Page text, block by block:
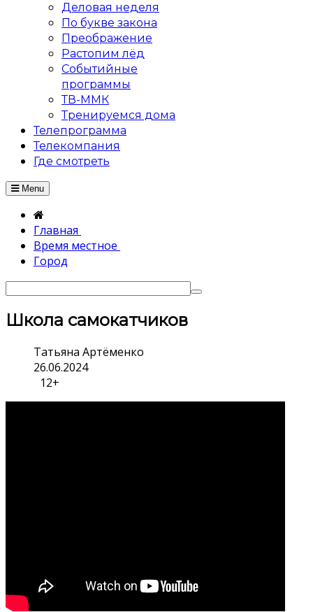
Деловая неделя
По букве закона
Преображение
Растопим лёд
Событийные
программы
ТВ-ММК
Тренируемся дома
Телепрограмма
Телекомпания
Где смотреть
Menu
Главная
Время местное
Город
Школа самокатчиков
Татьяна Артёменко
26.06.2024
12+